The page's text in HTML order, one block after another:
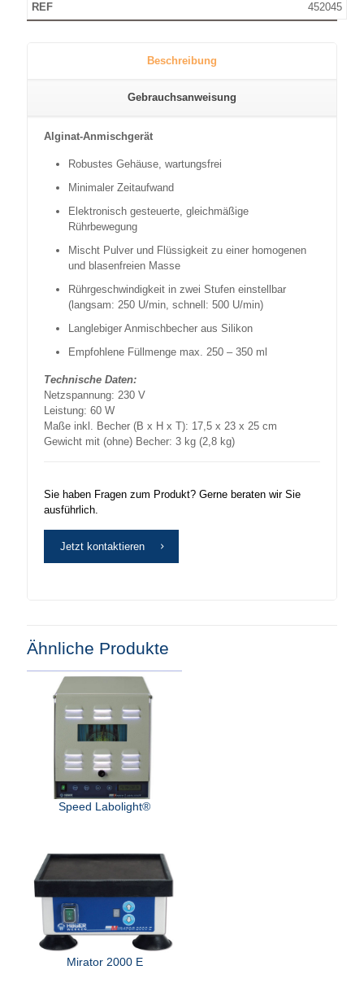
452045
Beschreibung
Gebrauchsanweisung
Alginat-Anmischgerät
Robustes Gehäuse, wartungsfrei
Minimaler Zeitaufwand
Elektronisch gesteuerte, gleichmäßige
Rührbewegung
Mischt Pulver und Flüssigkeit zu einer homogenen
und blasenfreien Masse
Rührgeschwindigkeit in zwei Stufen einstellbar
(langsam: 250 U/min, schnell: 500 U/min)
Langlebiger Anmischbecher aus Silikon
Empfohlene Füllmenge max. 250 – 350 ml
Technische Daten:
Netzspannung: 230 V
Leistung: 60 W
Maße inkl. Becher (B x H x T): 17,5 x 23 x 25 cm
Gewicht mit (ohne) Becher: 3 kg (2,8 kg)
Sie haben Fragen zum Produkt? Gerne beraten wir Sie
ausführlich.
Jetzt kontaktieren
Ähnliche Produkte
Speed Labolight®
Mirator 2000 E